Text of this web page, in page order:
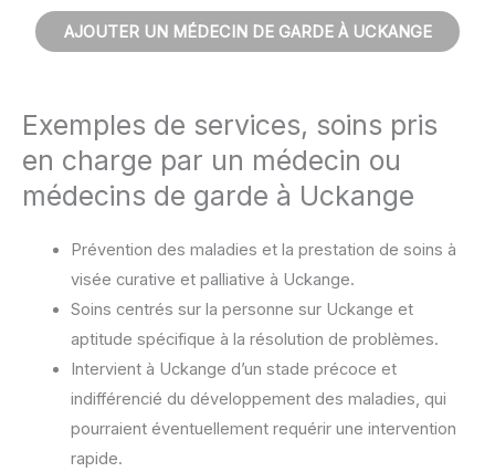
AJOUTER UN MÉDECIN DE GARDE À UCKANGE
Exemples de services, soins pris
en charge par un médecin ou
médecins de garde à Uckange
Prévention des maladies et la prestation de soins à
visée curative et palliative à Uckange.
Soins centrés sur la personne sur Uckange et
aptitude spécifique à la résolution de problèmes.
Intervient à Uckange d’un stade précoce et
indifférencié du développement des maladies, qui
pourraient éventuellement requérir une intervention
rapide.